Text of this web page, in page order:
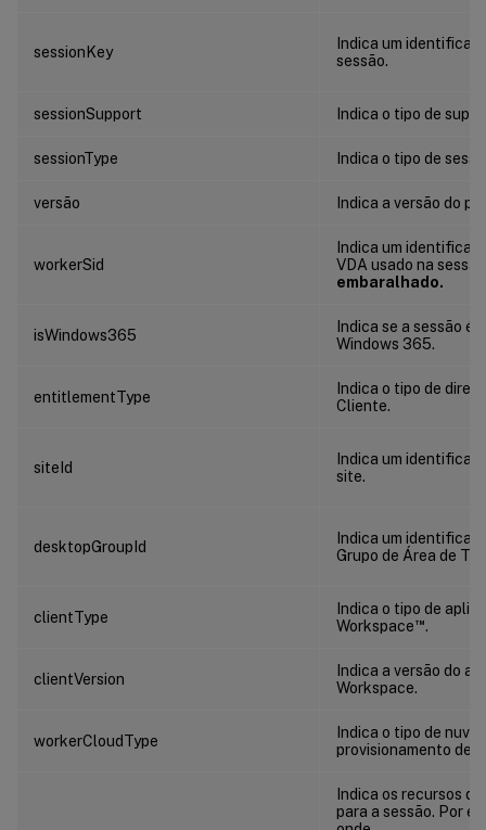
sessionKey
Indica um
sessão.
sessionSupport Indica o tipo de
sessionType Indica o tipo de
versão Indica a versão do
workerSid
Indica um
VDA usado na
embaralhado.
isWindows365
Indica se a sessão é
Windows 365.
entitlementType
Indica o tipo de
Cliente.
siteId
Indica um
site.
desktopGroupId
Indica um
Grupo de Área de
clientType
Indica o tipo de
Workspace™.
clientVersion
Indica a versão do
Workspace.
workerCloudType
Indica o tipo de
provisionamento de
Indica os recursos
para a sessão. Por